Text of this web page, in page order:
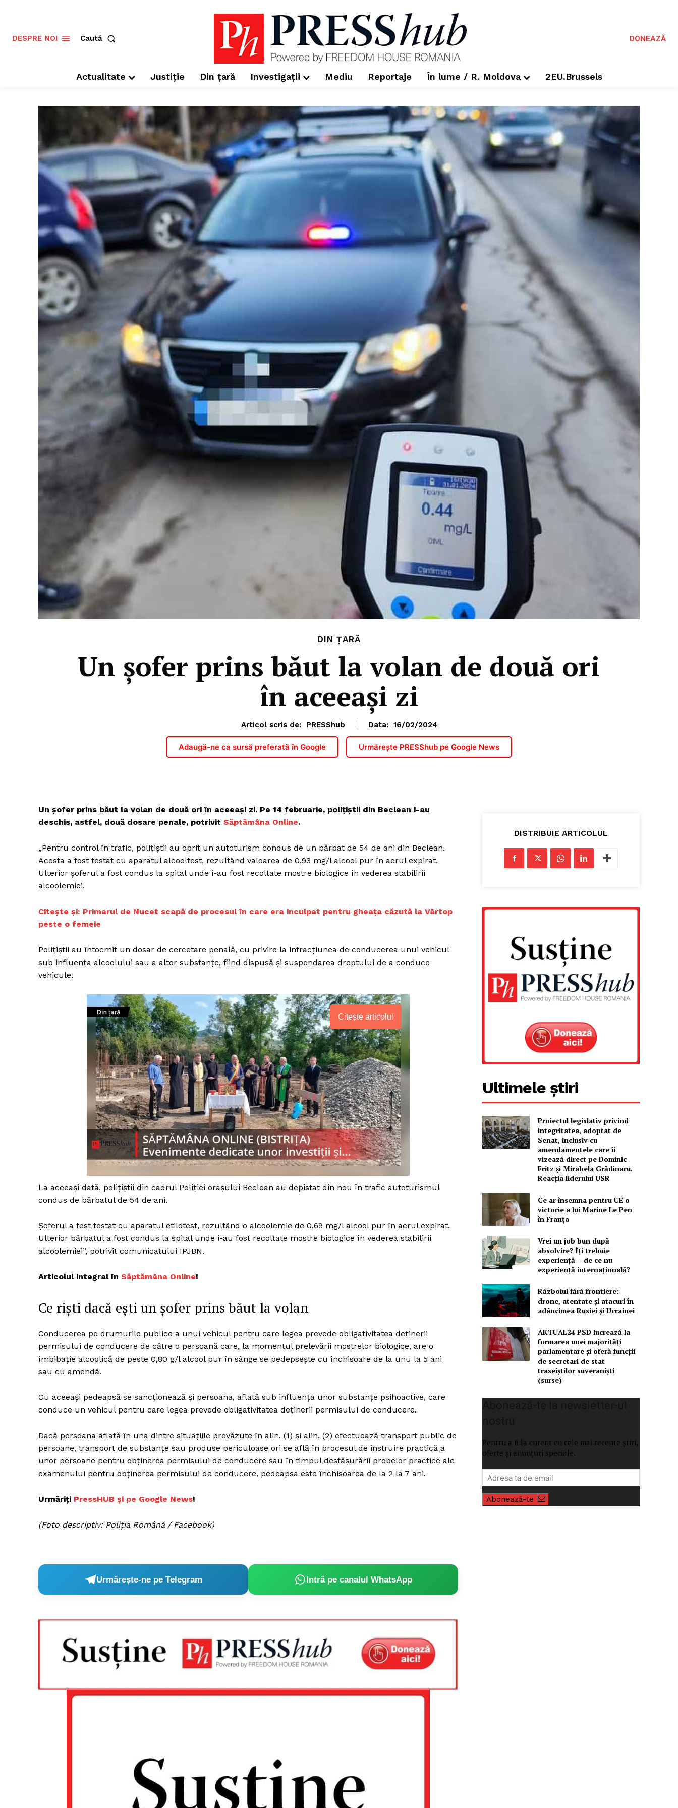
Un proiect
FREEDOM HOUSE
PRESShub
Despre noi / Echipa
Proiecte editoriale
Rețea
Contact
DESPRE NOI Caută DONEAZĂ
Actualitate Justiție Din țară Investigații Mediu Reportaje În lume / R. Moldova 2EU.Brussels
DIN ȚARĂ
Un șofer prins băut la volan de două ori
în aceeași zi
Articol scris de: PRESShub Data: 16/02/2024
Adaugă-ne ca sursă preferată în Google Urmărește PRESShub pe Google News
Un șofer prins băut la volan de două ori în aceeași zi. Pe 14 februarie, polițiștii din Beclean i-au
deschis, astfel, două dosare penale, potrivit Săptămâna Online.
„Pentru control în trafic, polițiștii au oprit un autoturism condus de un bărbat de 54 de ani din Beclean.
Acesta a fost testat cu aparatul alcooltest, rezultând valoarea de 0,93 mg/l alcool pur în aerul expirat.
Ulterior șoferul a fost condus la spital unde i-au fost recoltate mostre biologice în vederea stabilirii
alcoolemiei.
Citește și: Primarul de Nucet scapă de procesul în care era inculpat pentru gheața căzută la Vârtop
peste o femeie
Polițiștii au întocmit un dosar de cercetare penală, cu privire la infracțiunea de conducerea unui vehicul
sub influența alcoolului sau a altor substanțe, fiind dispusă și suspendarea dreptului de a conduce
vehicule.
Citește articolul
La aceeași dată, polițiștii din cadrul Poliției orașului Beclean au depistat din nou în trafic autoturismul
condus de bărbatul de 54 de ani.
Șoferul a fost testat cu aparatul etilotest, rezultând o alcoolemie de 0,69 mg/l alcool pur în aerul expirat.
Ulterior bărbatul a fost condus la spital unde i-au fost recoltate mostre biologice în vederea stabilirii
alcoolemiei”, potrivit comunicatului IPJBN.
Articolul integral în Săptămâna Online!
Ce riști dacă ești un șofer prins băut la volan
Conducerea pe drumurile publice a unui vehicul pentru care legea prevede obligativitatea deţinerii
permisului de conducere de către o persoană care, la momentul prelevării mostrelor biologice, are o
îmbibaţie alcoolică de peste 0,80 g/l alcool pur în sânge se pedepseşte cu închisoare de la unu la 5 ani
sau cu amendă.
Cu aceeaşi pedeapsă se sancţionează şi persoana, aflată sub influenţa unor substanţe psihoactive, care
conduce un vehicul pentru care legea prevede obligativitatea deţinerii permisului de conducere.
Dacă persoana aflată în una dintre situaţiile prevăzute în alin. (1) şi alin. (2) efectuează transport public de
persoane, transport de substanţe sau produse periculoase ori se află în procesul de instruire practică a
unor persoane pentru obţinerea permisului de conducere sau în timpul desfăşurării probelor practice ale
examenului pentru obţinerea permisului de conducere, pedeapsa este închisoarea de la 2 la 7 ani.
Urmăriți PressHUB și pe Google News!
(Foto descriptiv: Poliția Română / Facebook)
Urmărește-ne pe Telegram Intră pe canalul WhatsApp
DISTRIBUIE ARTICOLUL
Ultimele știri
Proiectul legislativ privind
integritatea, adoptat de
Senat, inclusiv cu
amendamentele care îi
vizează direct pe Dominic
Fritz și Mirabela Grădinaru.
Reacția liderului USR
Ce ar însemna pentru UE o
victorie a lui Marine Le Pen
în Franța
Vrei un job bun după
absolvire? Îți trebuie
experiență – de ce nu
experiență internațională?
Războiul fără frontiere:
drone, atentate și atacuri în
adâncimea Rusiei și Ucrainei
AKTUAL24 PSD lucrează la
formarea unei majorităţi
parlamentare și oferă funcții
de secretari de stat
traseiștilor suveraniști
(surse)
Pentru a fi la curent cu cele mai recente știri,
oferte și anunțuri speciale.
Abonează-te